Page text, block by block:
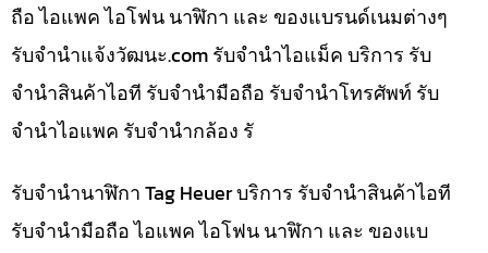
ถือ ไอแพค ไอโฟน นาฬิกา และ ของแบรนด์เนมต่างๆ
รับจํานําแจ้งวัฒนะ.com รับจำนำไอแม็ค บริการ รับ
จำนำสินค้าไอที รับจำนำมือถือ รับจำนำโทรศัพท์ รับ
จำนำไอแพค รับจำนำกล้อง รั
รับจำนำนาฬิกา Tag Heuer บริการ รับจำนำสินค้าไอที
รับจำนำมือถือ ไอแพค ไอโฟน นาฬิกา และ ของแบ